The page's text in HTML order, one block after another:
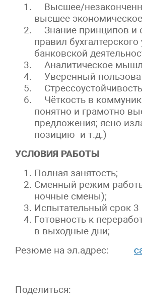
Высшее/
высшее
Знание принципов и
правил бухгалтерского
банковской
Аналитическое
Уверенный
Стрессоустойчивость
Чёткость в
понятно и грамотно
предложения; ясно
позицию и т.д.)
УСЛОВИЯ РАБОТЫ
Полная занятость;
Сменный режим
ночные смены);
Испытательный срок 3
Готовность к
в выходные дни;
Резюме на эл.адрес:
Поделиться: